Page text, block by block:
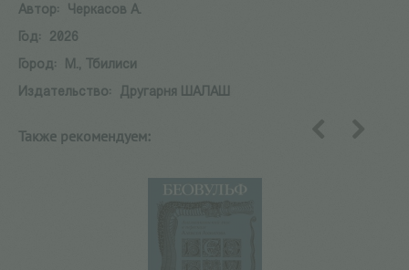
Автор:
Черкасов А.
Год:
2026
Город:
М., Тбилиси
Издательство:
Другарня ШАЛАШ
Также рекомендуем: